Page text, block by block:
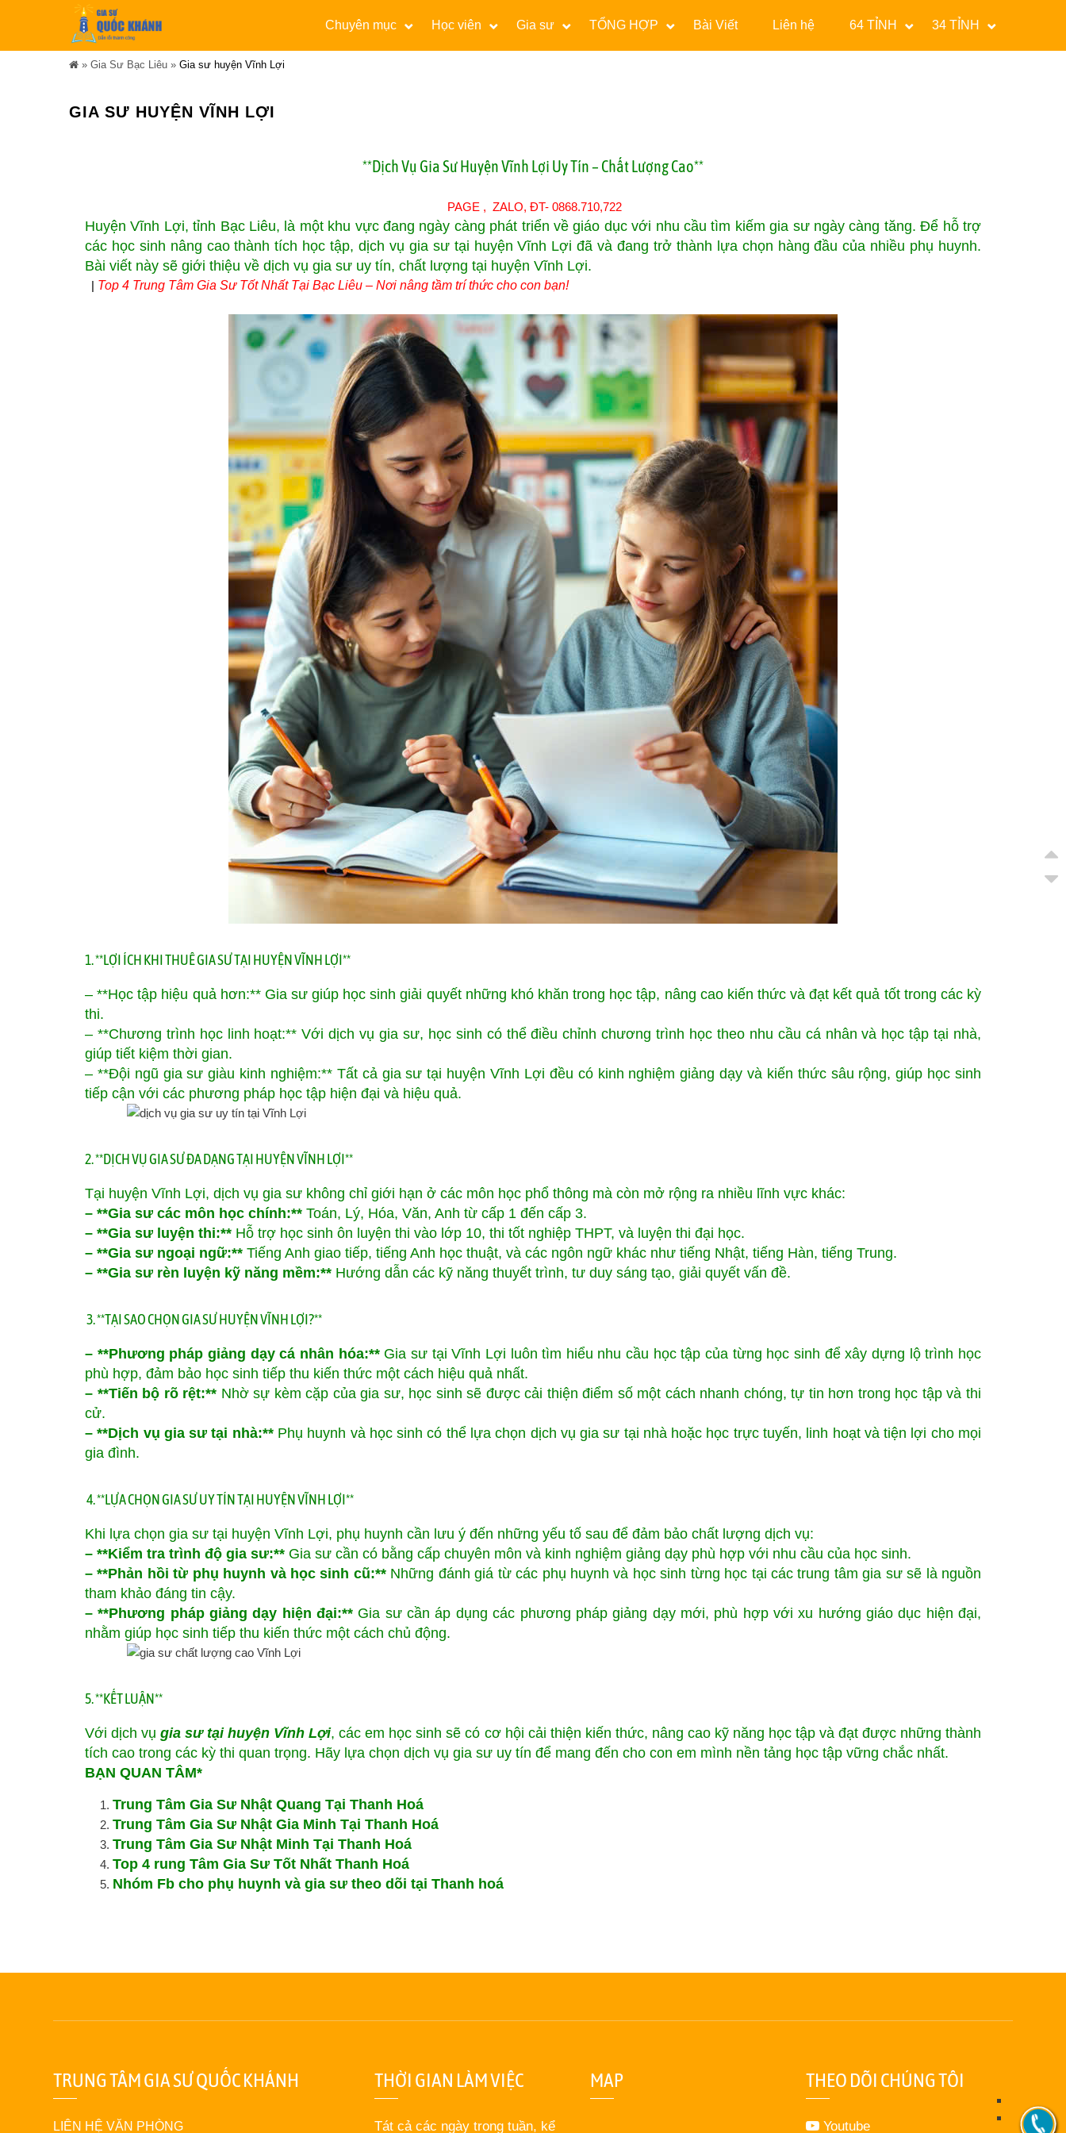
Chuyên mục Học viên Gia sư TỔNG HỢP Bài Viết Liên hệ 64 TỈNH 34 TỈNH
» Gia Sư Bạc Liêu » Gia sư huyện Vĩnh Lợi
GIA SƯ HUYỆN VĨNH LỢI
**Dịch Vụ Gia Sư Huyện Vĩnh Lợi Uy Tín – Chất Lượng Cao**
PAGE , ZALO, ĐT- 0868.710,722
Huyện Vĩnh Lợi, tỉnh Bạc Liêu, là một khu vực đang ngày càng phát triển về giáo dục với nhu cầu tìm kiếm gia sư ngày càng tăng. Để hỗ trợ
các học sinh nâng cao thành tích học tập, dịch vụ gia sư tại huyện Vĩnh Lợi đã và đang trở thành lựa chọn hàng đầu của nhiều phụ huynh.
Bài viết này sẽ giới thiệu về dịch vụ gia sư uy tín, chất lượng tại huyện Vĩnh Lợi.
| Top 4 Trung Tâm Gia Sư Tốt Nhất Tại Bạc Liêu – Nơi nâng tầm trí thức cho con bạn!
1. **LỢI ÍCH KHI THUÊ GIA SƯ TẠI HUYỆN VĨNH LỢI**
– **Học tập hiệu quả hơn:** Gia sư giúp học sinh giải quyết những khó khăn trong học tập, nâng cao kiến thức và đạt kết quả tốt trong các kỳ
thi.
– **Chương trình học linh hoạt:** Với dịch vụ gia sư, học sinh có thể điều chỉnh chương trình học theo nhu cầu cá nhân và học tập tại nhà,
giúp tiết kiệm thời gian.
– **Đội ngũ gia sư giàu kinh nghiệm:** Tất cả gia sư tại huyện Vĩnh Lợi đều có kinh nghiệm giảng dạy và kiến thức sâu rộng, giúp học sinh
tiếp cận với các phương pháp học tập hiện đại và hiệu quả.
2. **DỊCH VỤ GIA SƯ ĐA DẠNG TẠI HUYỆN VĨNH LỢI**
Tại huyện Vĩnh Lợi, dịch vụ gia sư không chỉ giới hạn ở các môn học phổ thông mà còn mở rộng ra nhiều lĩnh vực khác:
– **Gia sư các môn học chính:** Toán, Lý, Hóa, Văn, Anh từ cấp 1 đến cấp 3.
– **Gia sư luyện thi:** Hỗ trợ học sinh ôn luyện thi vào lớp 10, thi tốt nghiệp THPT, và luyện thi đại học.
– **Gia sư ngoại ngữ:** Tiếng Anh giao tiếp, tiếng Anh học thuật, và các ngôn ngữ khác như tiếng Nhật, tiếng Hàn, tiếng Trung.
– **Gia sư rèn luyện kỹ năng mềm:** Hướng dẫn các kỹ năng thuyết trình, tư duy sáng tạo, giải quyết vấn đề.
3. **TẠI SAO CHỌN GIA SƯ HUYỆN VĨNH LỢI?**
– **Phương pháp giảng dạy cá nhân hóa:**Gia sư tại Vĩnh Lợi luôn tìm hiểu nhu cầu học tập của từng học sinh để xây dựng lộ trình học
phù hợp, đảm bảo học sinh tiếp thu kiến thức một cách hiệu quả nhất.
– **Tiến bộ rõ rệt:** Nhờ sự kèm cặp của gia sư, học sinh sẽ được cải thiện điểm số một cách nhanh chóng, tự tin hơn trong học tập và thi
cử.
– **Dịch vụ gia sư tại nhà:**Phụ huynh và học sinh có thể lựa chọn dịch vụ gia sư tại nhà hoặc học trực tuyến, linh hoạt và tiện lợi cho mọi
gia đình.
4. **LỰA CHỌN GIA SƯ UY TÍN TẠI HUYỆN VĨNH LỢI**
Khi lựa chọn gia sư tại huyện Vĩnh Lợi, phụ huynh cần lưu ý đến những yếu tố sau để đảm bảo chất lượng dịch vụ:
– **Kiểm tra trình độ gia sư:** Gia sư cần có bằng cấp chuyên môn và kinh nghiệm giảng dạy phù hợp với nhu cầu của học sinh.
– **Phản hồi từ phụ huynh và học sinh cũ:**Những đánh giá từ các phụ huynh và học sinh từng học tại các trung tâm gia sư sẽ là nguồn
tham khảo đáng tin cậy.
– **Phương pháp giảng dạy hiện đại:** Gia sư cần áp dụng các phương pháp giảng dạy mới, phù hợp với xu hướng giáo dục hiện đại,
nhằm giúp học sinh tiếp thu kiến thức một cách chủ động.
5. **KẾT LUẬN**
Với dịch vụgia sư tại huyện Vĩnh Lợi, các em học sinh sẽ có cơ hội cải thiện kiến thức, nâng cao kỹ năng học tập và đạt được những thành
tích cao trong các kỳ thi quan trọng. Hãy lựa chọn dịch vụ gia sư uy tín để mang đến cho con em mình nền tảng học tập vững chắc nhất.
BẠN QUAN TÂM*
Trung Tâm Gia Sư Nhật Quang Tại Thanh Hoá
Trung Tâm Gia Sư Nhật Gia Minh Tại Thanh Hoá
Trung Tâm Gia Sư Nhật Minh Tại Thanh Hoá
Top 4 rung Tâm Gia Sư Tốt Nhất Thanh Hoá
Nhóm Fb cho phụ huynh và gia sư theo dõi tại Thanh hoá
TRUNG TÂM GIA SƯ QUỐC KHÁNH
LIÊN HỆ VĂN PHÒNG
THỜI GIAN LÀM VIỆC
Tát cả các ngày trong tuần, kể
MAP THEO DÕI CHÚNG TÔI
Youtube